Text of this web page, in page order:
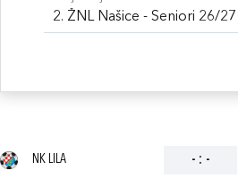
2. ŽNL Našice - Seniori 26/27
NK LILA - : -